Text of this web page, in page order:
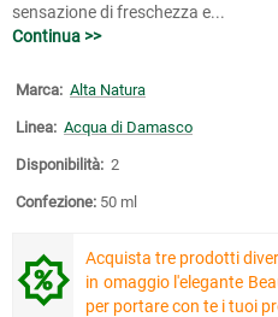
sensazione di freschezza e...
Continua >>
Marca: Alta Natura
Linea: Acqua di Damasco
Disponibilità: 2
Confezione: 50 ml
Acquista tre prodotti
in omaggio l'elegante
per portare con te i tuoi